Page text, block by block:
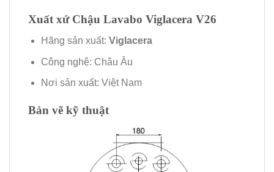
Xuất xứ Chậu Lavabo Viglacera V26
Hãng sản xuất: Viglacera
Công nghệ: Châu Âu
Nơi sản xuất: Việt Nam
Bản vẽ kỹ thuật